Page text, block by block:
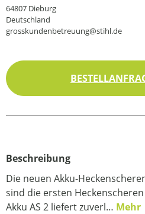
64807 Dieburg
Deutschland
grosskundenbetreuung@stihl.de
Beschreibung
Die neuen Akku-
sind die ersten Heckenscheren
Akku AS 2 liefert zuverl… Mehr